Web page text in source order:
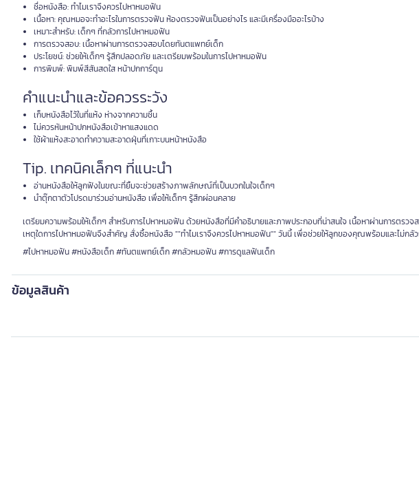
ชื่อหนังสือ: ทำไมเราจึงควรไปหาหมอฟัน
เนื้อหา: คุณหมอจะทำอะไรในการตรวจฟัน ห้องตรวจฟันเป็นอย่างไร และมีเครื่องมืออะไรบ้าง
เหมาะสำหรับ: เด็กๆ ที่กลัวการไปหาหมอฟัน
การตรวจสอบ: เนื้อหาผ่านการตรวจสอบโดยทันตแพทย์เด็ก
ประโยชน์: ช่วยให้เด็กๆ รู้สึกปลอดภัย และเตรียมพร้อมในการไปหาหมอฟัน
การพิมพ์: พิมพ์สีสันสดใส หน้าปกการ์ตูน
คำแนะนำและข้อควรระวัง
เก็บหนังสือไว้ในที่แห้ง ห่างจากความชื้น
ไม่ควรหันหน้าปกหนังสือเข้าหาแสงแดด
ใช้ผ้าแห้งสะอาดทำความสะอาดฝุ่นที่เกาะบนหน้าหนังสือ
Tip. เทคนิคเล็กๆ ที่แนะนำ
อ่านหนังสือให้ลูกฟังในขณะที่ยิ้มจะช่วยสร้างภาพลักษณ์ที่เป็นบวกในใจเด็กๆ
นำตุ๊กตาตัวโปรดมาร่วมอ่านหนังสือ เพื่อให้เด็กๆ รู้สึกผ่อนคลาย
เตรียมความพร้อมให้เด็กๆ สำหรับการไปหาหมอฟัน ด้วยหนังสือที่มีคำอธิบายและภาพประกอบที่น่าสนใจ เนื้อหาผ่านการตรว
เหตุใดการไปหาหมอฟันจึงสำคัญ สั่งซื้อหนังสือ ""ทำไมเราจึงควรไปหาหมอฟัน"" วันนี้ เพื่อช่วยให้ลูกของคุณพร้อมและไม่ก
#ไปหาหมอฟัน #หนังสือเด็ก #ทันตแพทย์เด็ก #กลัวหมอฟัน #การดูแลฟันเด็ก
ข้อมูลสินค้า